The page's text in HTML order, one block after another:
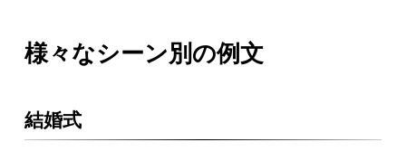
様々なシーン別の例文
結婚式